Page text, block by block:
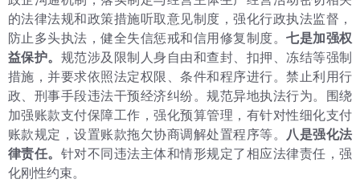
的法律法规和政策措施听取意见制度，强化行政执法监督，
防止多头执法，健全失信惩戒和信用修复制度。七是加强权
益保护。 规范涉及限制人身自由和查封、扣押、冻结等强制
措施，并要求依照法定权限、条件和程序进行。禁止利用行
政、刑事手段违法干预经济纠纷。规范异地执法行为。围绕
加强账款支付保障工作，强化预算管理，有针对性细化支付
账款规定，设置账款拖欠协商调解处置程序等。 八是强化法
律责任。 针对不同违法主体和情形规定了相应法律责任，强
化刚性约束。